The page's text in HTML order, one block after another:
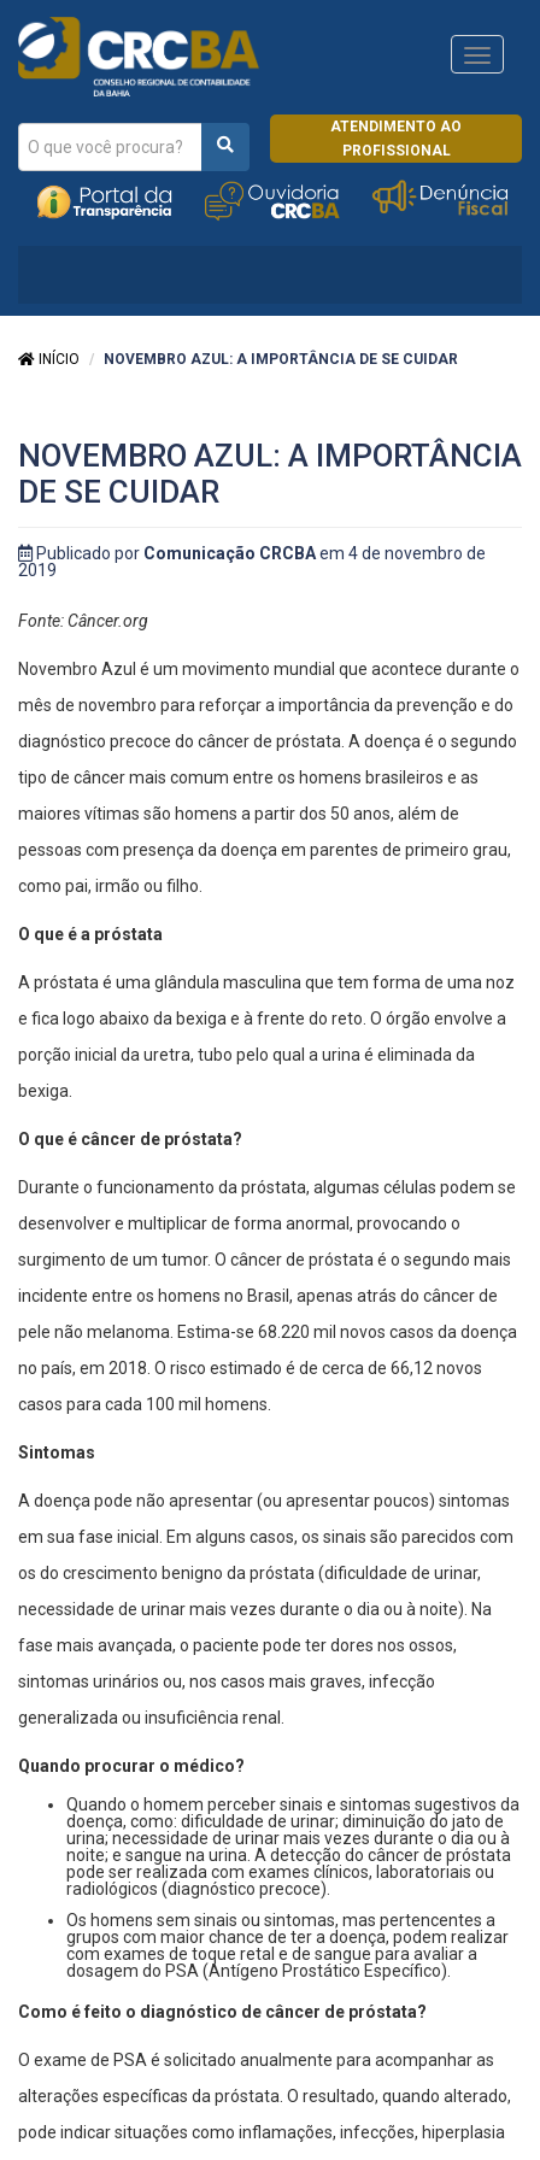
ATENDIMENTO AO
PROFISSIONAL
CRCRJ
INÍCIO NOVEMBRO AZUL: A IMPORTÂNCIA DE SE CUIDAR
NOVEMBRO AZUL: A IMPORTÂNCIA
DE SE CUIDAR
Publicado por Comunicação CRCBAem 4 de novembro de
2019
Fonte: Câncer.org
Novembro Azul é um movimento mundial que acontece durante o
mês de novembro para reforçar a importância da prevenção e do
diagnóstico precoce do câncer de próstata. A doença é o segundo
tipo de câncer mais comum entre os homens brasileiros e as
maiores vítimas são homens a partir dos 50 anos, além de
pessoas com presença da doença em parentes de primeiro grau,
como pai, irmão ou filho.
O que é a próstata
A próstata é uma glândula masculina que tem forma de uma noz
e fica logo abaixo da bexiga e à frente do reto. O órgão envolve a
porção inicial da uretra, tubo pelo qual a urina é eliminada da
bexiga.
O que é câncer de próstata?
Durante o funcionamento da próstata, algumas células podem se
desenvolver e multiplicar de forma anormal, provocando o
surgimento de um tumor. O câncer de próstata é o segundo mais
incidente entre os homens no Brasil, apenas atrás do câncer de
pele não melanoma. Estima-se 68.220 mil novos casos da doença
no país, em 2018. O risco estimado é de cerca de 66,12 novos
casos para cada 100 mil homens.
Sintomas
A doença pode não apresentar (ou apresentar poucos) sintomas
em sua fase inicial. Em alguns casos, os sinais são parecidos com
os do crescimento benigno da próstata (dificuldade de urinar,
necessidade de urinar mais vezes durante o dia ou à noite). Na
fase mais avançada, o paciente pode ter dores nos ossos,
sintomas urinários ou, nos casos mais graves, infecção
generalizada ou insuficiência renal.
Quando procurar o médico?
Quando o homem perceber sinais e sintomas sugestivos da
doença, como: dificuldade de urinar; diminuição do jato de
urina; necessidade de urinar mais vezes durante o dia ou à
noite; e sangue na urina. A detecção do câncer de próstata
pode ser realizada com exames clínicos, laboratoriais ou
radiológicos (diagnóstico precoce).
Os homens sem sinais ou sintomas, mas pertencentes a
grupos com maior chance de ter a doença, podem realizar
com exames de toque retal e de sangue para avaliar a
dosagem do PSA (Antígeno Prostático Específico).
Como é feito o diagnóstico de câncer de próstata?
O exame de PSA é solicitado anualmente para acompanhar as
alterações específicas da próstata. O resultado, quando alterado,
pode indicar situações como inflamações, infecções, hiperplasia